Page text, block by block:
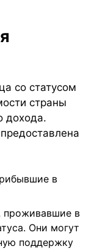
со статусом
страны
дохода.
в
проживавшие в
Они могут
поддержку